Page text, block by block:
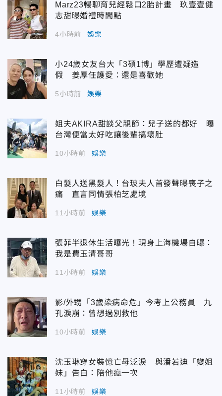
Marz23暢聊育兒經鬆口2胎計畫 玖壹壹健
志甜曝婚禮時間點
4小時前 娛樂
小24歲女友台大「3碩1博」學歷遭疑造
假 姜厚任護愛：還是喜歡她
5小時前 娛樂
姐夫AKIRA甜談父親節：兒子送的都好 曝
台灣便當太好吃讓後輩搞壞肚
10小時前 娛樂
白髮人送黑髮人！台玻夫人首發聲曝喪子之
痛 直言同情張柏芝處境
11小時前 娛樂
張菲半退休生活曝光！現身上海機場自曝：
我是費玉清哥哥
11小時前 娛樂
影/外甥「3歲染病命危」今考上公務員 九
孔淚崩：曾想過別救他
10小時前 娛樂
沈玉琳穿女裝憶亡母泛淚 與潘若迪「變姐
妹」告白：陪他瘋一次
11小時前 娛樂